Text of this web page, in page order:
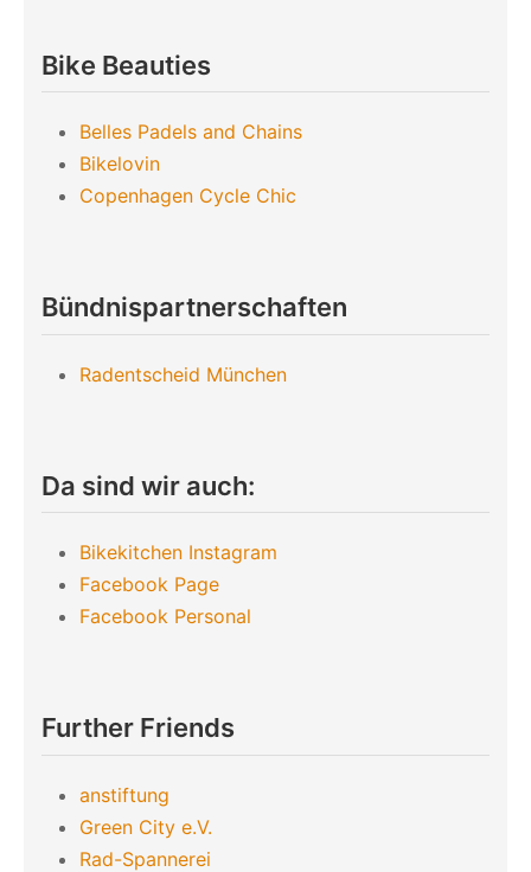
Bike Beauties
Belles Padels and Chains
Bikelovin
Copenhagen Cycle Chic
Bündnispartnerschaften
Radentscheid München
Da sind wir auch:
Bikekitchen Instagram
Facebook Page
Facebook Personal
Further Friends
anstiftung
Green City e.V.
Rad-Spannerei